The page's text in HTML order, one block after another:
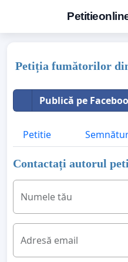
Petiția fumătorilor
Publică pe
Petitie
Contactați autorul
Numele tău
Adresă email